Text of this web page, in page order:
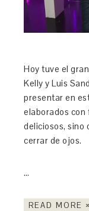
Hoy tuve el
Kelly y Luis
presentar en
elaborados con
deliciosos, sino
cerrar de ojos.
…
READ MORE »